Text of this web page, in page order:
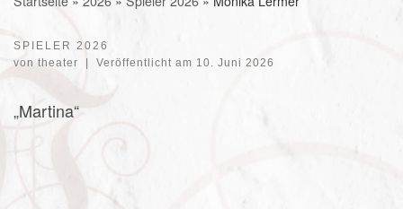
SPIELER 2026
von theater | Veröffentlicht am 10. Juni 2026
„Martina“